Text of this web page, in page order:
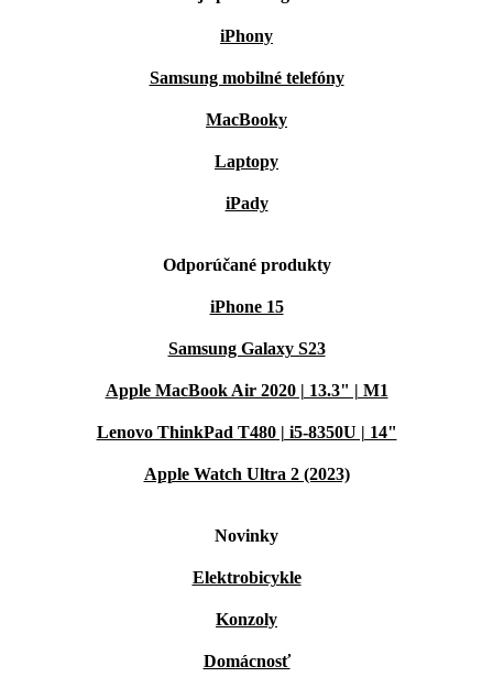
iPhony
Samsung mobilné telefóny
MacBooky
Laptopy
iPady
Odporúčané produkty
iPhone 15
Samsung Galaxy S23
Apple MacBook Air 2020 | 13.3" | M1
Lenovo ThinkPad T480 | i5-8350U | 14"
Apple Watch Ultra 2 (2023)
Novinky
Elektrobicykle
Konzoly
Domácnosť